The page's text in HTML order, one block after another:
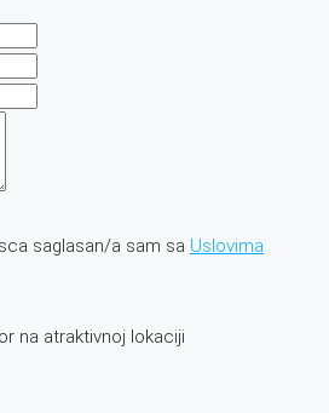
saglasan/a sam sa Uslovima